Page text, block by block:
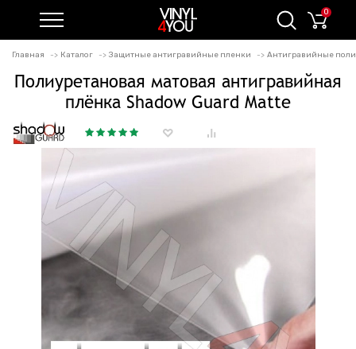
0
Главная Каталог Защитные антигравийные пленки Антигравийные
Полиуретановая матовая антигравийная
плёнка Shadow Guard Matte